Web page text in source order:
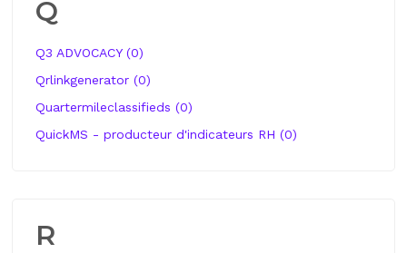
Q
Q3 ADVOCACY (0)
Qrlinkgenerator (0)
Quartermileclassifieds (0)
QuickMS - producteur d'indicateurs RH (0)
R